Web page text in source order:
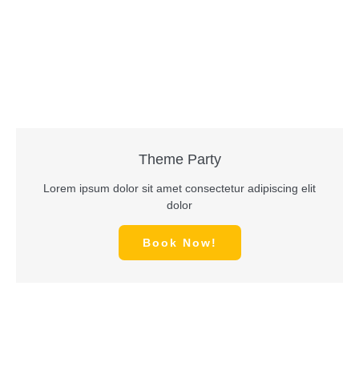
Theme Party
Lorem ipsum dolor sit amet consectetur adipiscing elit
dolor
Book Now!